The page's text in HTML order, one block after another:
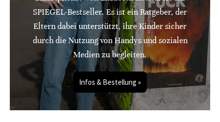
SPIEGEL-Bestseller. Es ist ein Ratgeber, der
Eltern dabei unterstützt, ihre Kinder sicher
durch die Nutzung von Handys und sozialen
Medien zu begleiten.
Infos & Bestellung »